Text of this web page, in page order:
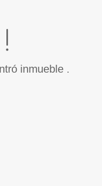
inmueble .